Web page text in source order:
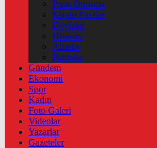
Puan Durumu
Kripto Paralar
Dövizler
Hisseler
Altınlar
Pariteler
Gündem
Ekonomi
Spor
Kadın
Foto Galeri
Videolar
Yazarlar
Gazeteler